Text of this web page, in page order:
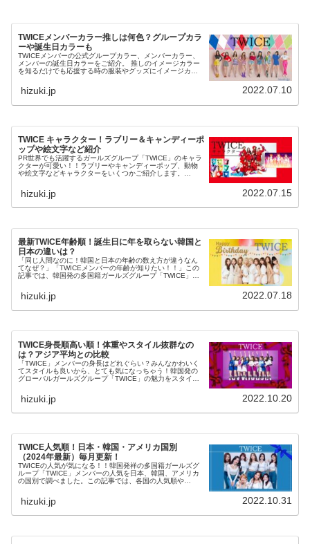
TWICEメンバーカラー推しは何色？グループカラ
ーや誕生日カラーも
TWICEメンバーの公式グループカラー、メンバーカラー、
メンバーの誕生日カラーをご紹介。 推しのイメージカラー
を知るだけでも応援する時の服装やグッズにイメージカラ
hizuki.jp 2022.07.10
TWICE キャラクター！ラブリー＆キャンディーポ
ップや絵文字など紹介
PR世界でも活躍するガールズグループ「TWICE」のキャラ
クターが可愛い！！ラブリーやキャンディーポップ、動物
や絵文字などキャラクターをいくつかご紹介します。
hizuki.jp 2022.07.15
最新TWICE年齢順！誕生日に年を取らない韓国と
日本の違いは？
「同じ人間なのに！韓国と日本の年齢の数え方が違うなん
てなぜ？」「TWICEメンバーの年齢が知りたい！！」この
記事では、韓国発の多国籍ガールズグループ「TWICE」メ
本の年齢の数え方の違...
hizuki.jp 2022.07.18
TWICE身長順高い順！体重やスタイル抜群なの
は？アジア平均との比較
「TWICE」メンバーの身長はどれぐらい？みんなかわいく
てスタイルも良いから、とても気になっちゃう！韓国発の
グローバルガールズグループ「TWICE」の魅力をスタイル
hizuki.jp 2022.10.20
TWICE人気順！日本・韓国・アメリカ国別
（2024年最新）毎月更新！
TWICEの人気が気になる！！韓国発祥の多国籍ガールズグ
ループ「TWICE」メンバーの人気を日本、韓国、アメリカ
の国別で調べました。この記事では、各国の人気順や
（国別）・TWICEメ...
hizuki.jp 2022.10.31